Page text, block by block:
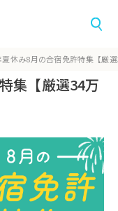
夏休み8月の合宿免許特集【厳
集【厳選34万